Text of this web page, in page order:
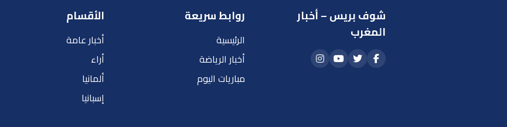
شوف بريس – أخبار
المغرب
روابط سريعة
الرئيسية
أخبار الرياضة
مباريات اليوم
الأقسام
أخبار عامة
أراء
ألمانيا
إسبانيا